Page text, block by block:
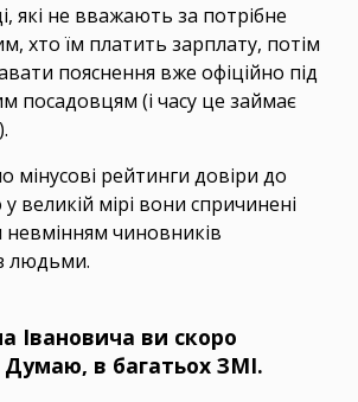
які не вважають за потрібне
хто їм платить зарплату, потім
пояснення вже офіційно під
посадовцям (і часу це займає
мінусові рейтинги довіри до
великій мірі вони спричинені
чиновників
людьми.
Івановича ви скоро
Думаю, в багатьох ЗМІ.